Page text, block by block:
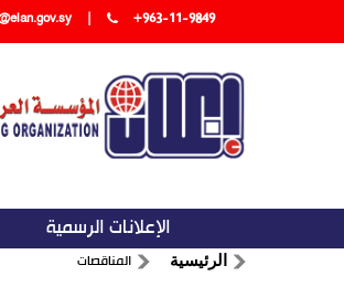
| +963-11-9849
الإعلانات الرسمية
الرئيسية المناقصات